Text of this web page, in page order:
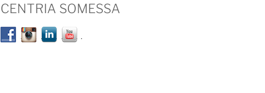
CENTRIA SOMESSA